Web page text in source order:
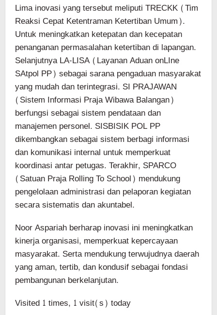
Lima inovasi yang tersebut meliputi TRECKK (Tim
Reaksi Cepat Ketentraman Ketertiban Umum).
Untuk meningkatkan ketepatan dan kecepatan
penanganan permasalahan ketertiban di lapangan.
Selanjutnya LA-LISA (Layanan Aduan onLIne
SAtpol PP) sebagai sarana pengaduan masyarakat
yang mudah dan terintegrasi. SI PRAJAWAN
(Sistem Informasi Praja Wibawa Balangan)
berfungsi sebagai sistem pendataan dan
manajemen personel. SISBISIK POL PP
dikembangkan sebagai sistem berbagi informasi
dan komunikasi internal untuk memperkuat
koordinasi antar petugas. Terakhir, SPARCO
(Satuan Praja Rolling To School) mendukung
pengelolaan administrasi dan pelaporan kegiatan
secara sistematis dan akuntabel.
Noor Aspariah berharap inovasi ini meningkatkan
kinerja organisasi, memperkuat kepercayaan
masyarakat. Serta mendukung terwujudnya daerah
yang aman, tertib, dan kondusif sebagai fondasi
pembangunan berkelanjutan.
Visited 1 times, 1 visit(s) today